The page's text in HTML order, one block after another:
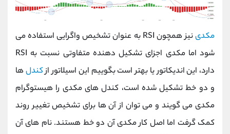
مکدینیز همچون RSI به عنوان تشخیص واگرایی استفاده می
شود اما مکدی اجزای تشکیل دهنده متفاوتی نسبت به RSI
دارد، این اندیکاتور یا بهتر است بگوییم این اسیلاتور ازکندلها
و دو خط تشکیل شده است، کندل های مکدی را هیستوگرام
مکدی می گویند و می توان از آن ها برای تشخیص تغییر روند
کمک گرفت اما اصل کار مکدی آن دو خط هستند. نام های آن